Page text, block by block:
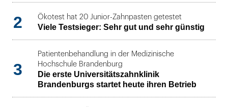
2 Ökotest hat 20 Junior-Zahnpasten getestet
Viele Testsieger: Sehr gut und sehr günstig
3
Patientenbehandlung in der Medizinische
Hochschule Brandenburg
Die erste Universitätszahnklinik
Brandenburgs startet heute ihren Betrieb